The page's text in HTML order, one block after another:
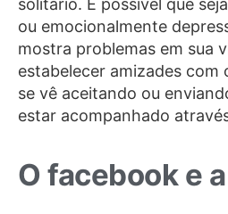
solitário. É possível que
ou emocionalmente
mostra problemas em sua
estabelecer amizades com
se vê aceitando ou
estar acompanhado
O facebook e